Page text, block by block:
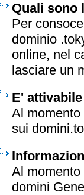
Quali sono
Per
dominio
online, nel
lasciare un
E'
Al
sui
Al
domini